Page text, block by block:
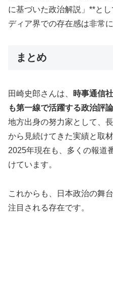
に基づいた政治解説」**と
ディア界での存在感は非常
まとめ
田崎史郎さんは、
時事通信
も第一線で活躍する政治評
地方出身の努力家として、
から見続けてきた実績と取材
2025年現在も、多くの報道
けています。
これからも、日本政治の舞
注目される存在です。